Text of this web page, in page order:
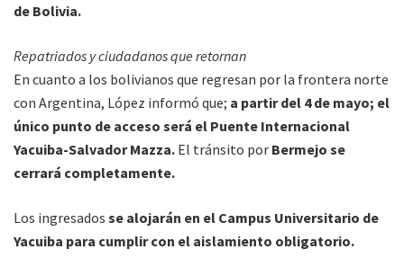
de Bolivia.
Repatriados y ciudadanos que retornan
En cuanto a los bolivianos que regresan por la frontera norte
con Argentina, López informó que; a partir del 4 de mayo; el
único punto de acceso será el Puente Internacional
Yacuiba-Salvador Mazza. El tránsito por Bermejo se
cerrará completamente.
Los ingresados se alojarán en el Campus Universitario de
Yacuiba para cumplir con el aislamiento obligatorio.